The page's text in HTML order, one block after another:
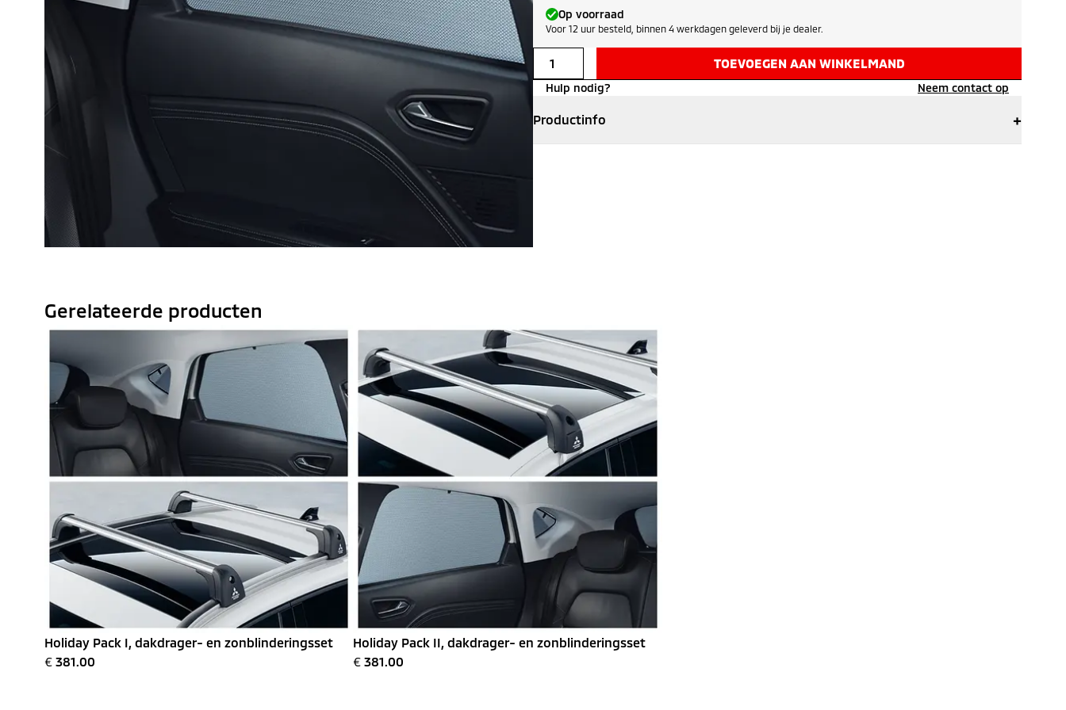
Op voorraad
Voor 12 uur besteld, binnen 4 werkdagen geleverd bij je dealer.
TOEVOEGEN AAN WINKELMAND
Hulp nodig? Neem contact op
Productinfo +
Gerelateerde producten
Holiday Pack I, dakdrager- en zonblinderingsset
€ 381.00
Holiday Pack II, dakdrager- en zonblinderingsset
€ 381.00